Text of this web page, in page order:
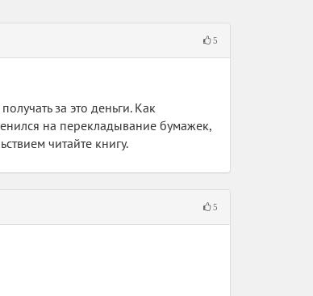
5
за это деньги. Как
на перекладывание бумажек,
читайте книгу.
5